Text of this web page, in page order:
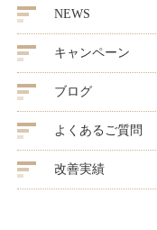
NEWS
キャンペーン
ブログ
よくあるご質問
改善実績